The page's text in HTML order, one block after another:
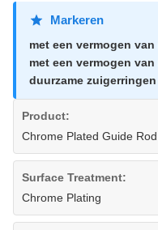
Markeren
met een vermogen
met een vermogen
duurzame
Product:
Chrome Plated Guide Rod
Surface Treatment:
Chrome Plating